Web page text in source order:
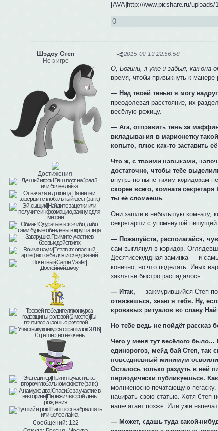
[AVA]http://www.picshare.ru/
0
2015-08-13 22:56:58
Шэдоу Степ
Не в игре
Достижения:
Сообщений:122
О, Богини, я уже и забыл, как она
время, чтобы привыкнуть к
— Над твоей тенью я могу
преодолевая расстояние, их
весёлую рожицу.
— Ага, отправить тень за
вкладывания в марионетку
копыто, плюс как-то заставить
Что ж, с твоими навыками,
достаточно, чтобы тебе
внутрь по ныне тихим коридорам
скорее всего, комната
ты её сломаешь.
Они зашли в небольшую комнату,
секретарши с упомянутой
— Пожалуйста, располагайся,
сам выглянул в коридор.
Десятисекундная заминка — и
конечно, но что поделать. Иных
заклятье быстро распадалось.
— Итак,— зажмурившийся Степ
отвяжешься, знаю я тебя. Ну,
кровавых ритуалов во славу
Но тебе ведь не пойдёт рассказ
Чего у меня тут весёлого
единорогов, мейд бай Степ, так
повседневный минимум освоили
Осталось только раздуть в ней
периодически публикуешься.
молниеносно печатающую
набирать свою статью. Хотя Степ
напечатает позже. Или уже
— Может, сдашь туда какой-